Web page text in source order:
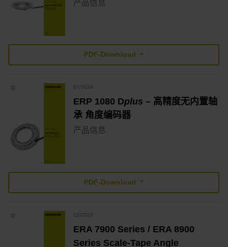
产品信息
PDF-Download
07/2024
ERP 1080 Dplus – 高精度无内置轴
承 角度编码器
产品信息
PDF-Download
12/2023
ERA 7900 Series / ERA 8900
Series Scale-Tape Angle